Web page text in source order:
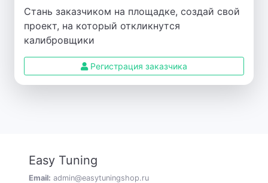
Стань заказчиком на площадке, создай свой
проект, на который откликнутся
калибровщики
Регистрация заказчика
Easy Tuning
Email: admin@easytuningshop.ru